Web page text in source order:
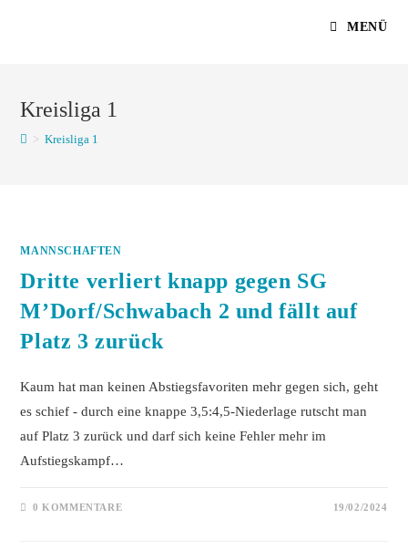
MENÜ
Kreisliga 1
> Kreisliga 1
MANNSCHAFTEN
Dritte verliert knapp gegen SG
M’Dorf/Schwabach 2 und fällt auf
Platz 3 zurück
Kaum hat man keinen Abstiegsfavoriten mehr gegen sich, geht
es schief - durch eine knappe 3,5:4,5-Niederlage rutscht man
auf Platz 3 zurück und darf sich keine Fehler mehr im
Aufstiegskampf…
0 KOMMENTARE 19/02/2024